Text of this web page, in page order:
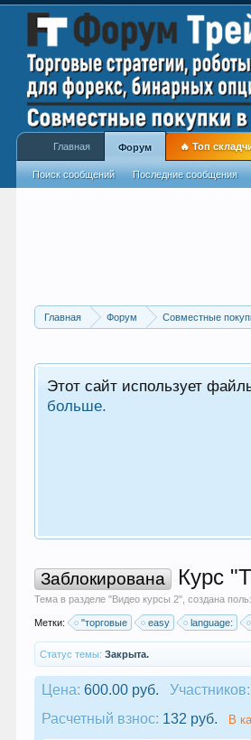
Главная Форум Совместные
Этот сайт использует
больше.
Заблокирована Курс
Тема в разделе "Видео курсы 2", создана
Метки: "торговые easy language:
Статус темы: Закрыта.
Цена: 600.00 руб. Участников:
Расчетный взнос: 132 руб. В
Главная Форум
Поиск сообщений Последние сообщения
🔥 Топ